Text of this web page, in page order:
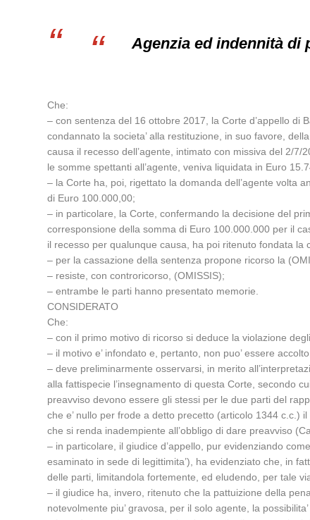
Agenzia ed indennità di
Che:
– con sentenza del 16 ottobre 2017, la Corte d’appello di
condannato la societa’ alla restituzione, in suo favore,
causa il recesso dell’agente, intimato con missiva del 2/7/
le somme spettanti all’agente, veniva liquidata in Euro
– la Corte ha, poi, rigettato la domanda dell’agente volta
di Euro 100.000,00;
– in particolare, la Corte, confermando la decisione del
corresponsione della somma di Euro 100.000.000 per il
il recesso per qualunque causa, ha poi ritenuto fondata
– per la cassazione della sentenza propone ricorso la
– resiste, con controricorso, (OMISSIS);
– entrambe le parti hanno presentato memorie.
CONSIDERATO
Che:
– con il primo motivo di ricorso si deduce la violazione
– il motivo e’ infondato e, pertanto, non puo’ essere
– deve preliminarmente osservarsi, in merito
alla fattispecie l’insegnamento di questa Corte, secondo
preavviso devono essere gli stessi per le due parti del
che e’ nullo per frode a detto precetto (articolo 1344 c.c.)
che si renda inadempiente all’obbligo di dare preavviso
– in particolare, il giudice d’appello, pur evidenziando
esaminato in sede di legittimita’), ha evidenziato che, in
delle parti, limitandola fortemente, ed eludendo, per tale
– il giudice ha, invero, ritenuto che la pattuizione della
notevolmente piu’ gravosa, per il solo agente, la